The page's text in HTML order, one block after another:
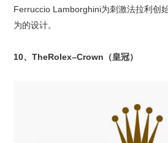
Ferruccio Lamborghini为刺激法拉利创
为的设计。
10、TheRolex–Crown（皇冠）